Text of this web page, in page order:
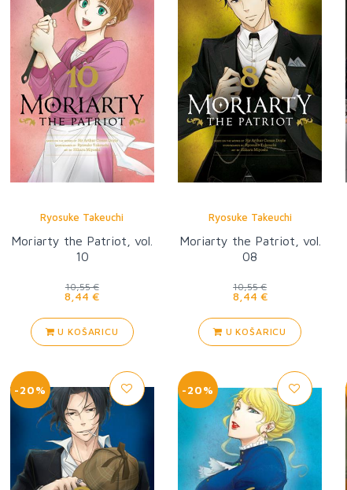
Ryosuke Takeuchi
Moriarty the Patriot, vol.
10
10,55 €
8,44 €
U KOŠARICU
Ryosuke Takeuchi
Moriarty the Patriot, vol.
08
10,55 €
8,44 €
U KOŠARICU
-20% -20%